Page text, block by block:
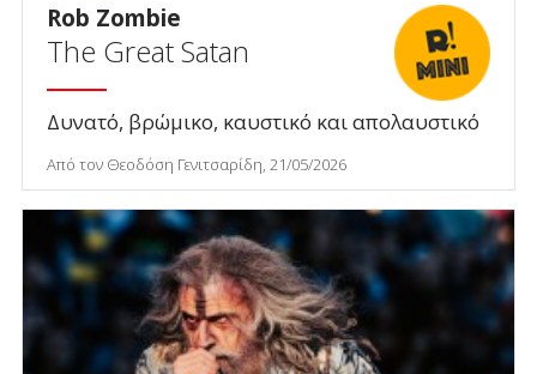
Rob Zombie
The Great Satan
Δυνατό, βρώμικο, καυστικό και απολαυστικό
Από τον Θεοδόση Γενιτσαρίδη, 21/05/2026